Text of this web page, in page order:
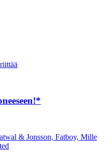
& Jonsson, Fatboy, Mille